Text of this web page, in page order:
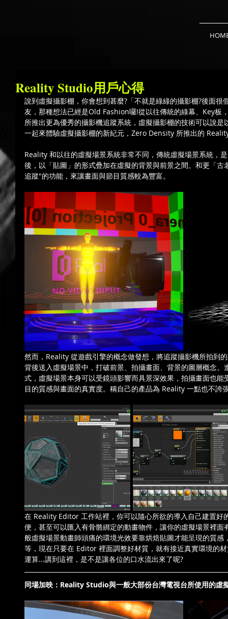
Reality Studio用戶心得
說到虛擬攝影棚，你會想到甚麼?「不就是綠綠的攝影棚?後面很
友，那種想法已經是Old Fashion囉!從以往傳統的綠幕、Key板
所推出更為優秀的攝影機追蹤系統，虛擬攝影棚的技術可以說
一起來體驗虛擬攝影棚的新紀元，Zero Density 所推出的
Reality 和以往的虛擬場景系統非常不同，傳統虛擬場景系統，
後，以「貼圖」的形式疊加在虛擬的背景與前景之間。和更「
追蹤"的功能，來讓畫面與節目質感較為豐富。
然而，Reality 從遊戲引擎的概念做發想，將追蹤攝影機所拍到
背後送入虛擬場景中，打破前景、拍攝畫面、背景的圖層概念
式，虛擬場景本身可以受鏡頭影響而具景深效果，拍攝畫面也
目的質感與畫面的真實度。稱自己的產品為 Reality 一點也不誇
在 Reality Editor 工作站裡，你可以隨心所欲的導入自己建置好
便，甚至可以匯入有骨骼綁定的動畫物件，讓你的虛擬場景裡
般虛擬場景動畫師頭痛的環境光效要靠烘焙貼圖才能呈現的質
等，現在只要在 Editor 裡面調整好材質，就有接近真實環境的
運算...講到這裡，是不是讓各位的口水流出來了呢?
同場加映：Reality Studio與一般大部份台灣電視台所使用的虛